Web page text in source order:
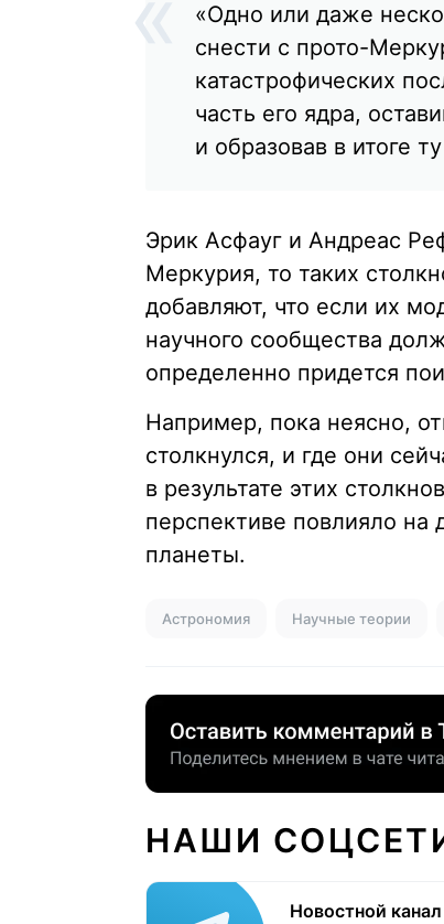
«Одно или даже
снести с прото-
катастрофических
часть его ядра,
и образовав в итоге
Эрик Асфауг и Андреас
Меркурия, то таких
добавляют, что если их
научного сообщества
определенно придется
Например, пока неясно,
столкнулся, и где они
в результате этих
перспективе повлияло
планеты.
Астрономия Научные теории
НАШИ
Новостной канал